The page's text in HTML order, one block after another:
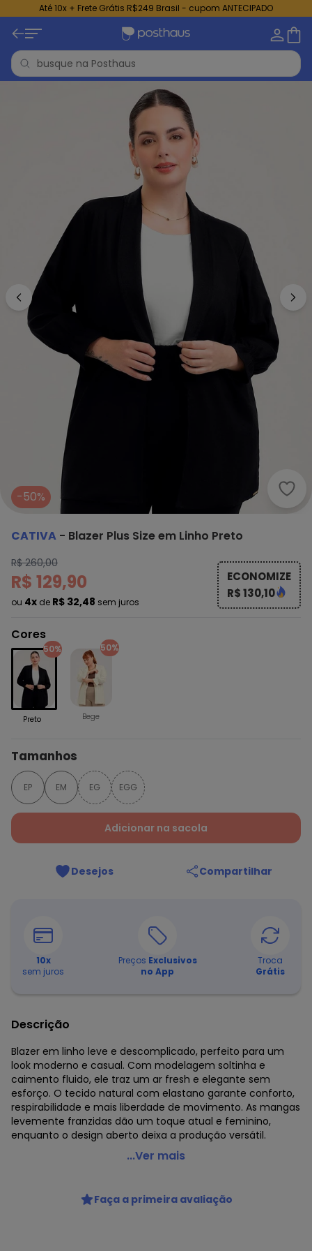
Até 10x + Frete Grátis R$249 Brasil - cupom ANTECIPADO
-50%
CATIVA - Blazer Plus Size em Linho Preto
R$ 260,00
R$ 129,90
ou 4x de R$ 32,48 sem juros
ECONOMIZE
R$ 130,10
Cores
50%
Preto
50%
Bege
Tamanhos
EP EM EG EGG
Adicionar na sacola
Desejos Compartilhar
10x
sem juros
Preços Exclusivos
no App
Troca
Grátis
Descrição
Blazer em linho leve e descomplicado, perfeito para um
look moderno e casual. Com modelagem soltinha e
caimento fluido, ele traz um ar fresh e elegante sem
esforço. O tecido natural com elastano garante conforto,
respirabilidade e mais liberdade de movimento. As mangas
levemente franzidas dão um toque atual e feminino,
enquanto o design aberto deixa a produção versátil.
Cativa - Blazer Plus Size em Linho Preto
Comprimento da manga: Longa
Modelo da manga: Bufante
...Ver mais
Faça a primeira avaliação